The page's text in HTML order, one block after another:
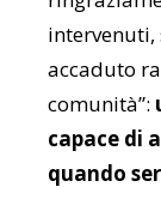
accaduto
comunità”:
capace di
quando